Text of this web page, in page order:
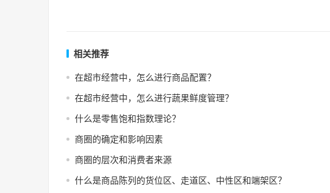
相关推荐
在超市经营中，怎么进行商品配置？
在超市经营中，怎么进行蔬果鲜度管理？
什么是零售饱和指数理论？
商圈的确定和影响因素
商圈的层次和消费者来源
什么是商品陈列的货位区、走道区、中性区和端架区？